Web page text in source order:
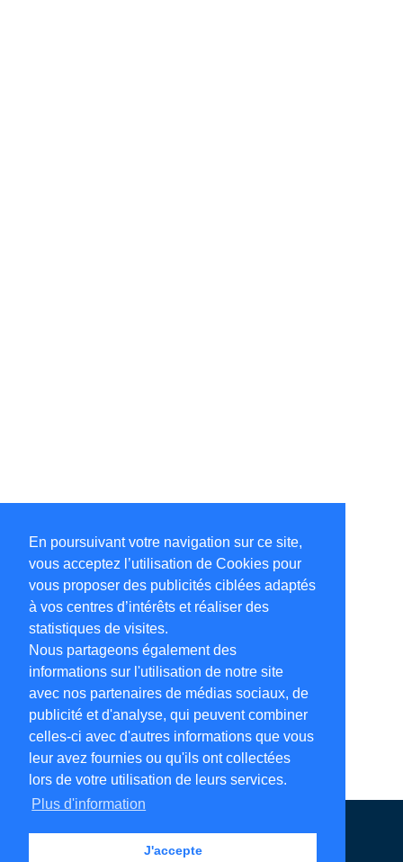
En poursuivant votre navigation sur ce site,
vous acceptez l’utilisation de Cookies pour
vous proposer des publicités ciblées adaptés
à vos centres d’intérêts et réaliser des
statistiques de visites.
Nous partageons également des
informations sur l'utilisation de notre site
avec nos partenaires de médias sociaux, de
publicité et d'analyse, qui peuvent combiner
celles-ci avec d'autres informations que vous
leur avez fournies ou qu'ils ont collectées
lors de votre utilisation de leurs services.
Plus d'information
J'accepte
Annuaire en ligne Légales Contact